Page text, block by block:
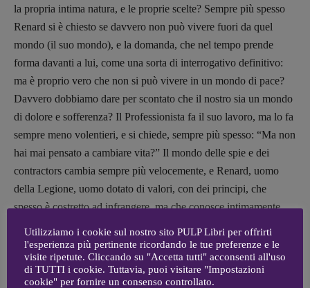
Fabio Malagnini
[fabio.malagnini@gmail.
Coordinamento Pulp for kids e social
media:
Valentina Marcoli
[valentina.marcoli@gmail.com]
la propria intima natura, e le proprie scelte? Sempre più spesso
Renard si è chiesto se davvero non può vivere fuori da quel
mondo (il suo mondo), e la domanda, che nel tempo prende
forma davanti a lui, come una sorta di interrogativo definitivo:
ma è proprio vero che non si può vivere in un mondo di pace?
Davvero dobbiamo dare per scontato che il nostro sia un mondo
di dolore e sofferenza? Il Professionista fa il suo lavoro, ma lo fa
sempre meno volentieri, e si chiede, sempre più spesso: “Ma non
hai mai pensato a cambiare vita?” Il mondo delle spie e dei
contractors cambia sempre più velocemente, e Renard, uomo
della Legione, uomo dotato di valori, con dei principi, che
spesso è costretto ad infrangere, ma che conosce intimamente,
possiamo dire: Chance Renard stava diventando vecchio. La sua
‘anzianità di servizio’ gli pesa, il combattimento non lo gratifica
più come un tempo, e l’adrenalina è ormai solo una reazione
Utilizziamo i cookie sul nostro sito PULP Libri per offrirti
l'esperienza più pertinente ricordando le tue preferenze e le
visite ripetute. Cliccando su "Accetta tutti" acconsenti all'uso
di TUTTI i cookie. Tuttavia, puoi visitare "Impostazioni
cookie" per fornire un consenso controllato.